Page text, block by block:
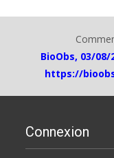
BioObs, 03/08/
https://
Connexion